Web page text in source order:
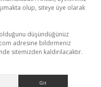
olup, siteye üye olarak
düşündüğünüz
adresine bildirmeniz
sitemizden kaldırılacaktır.